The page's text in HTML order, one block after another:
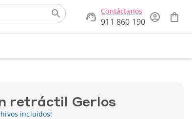
Contáctanos
911 860 190
retráctil Gerlos
incluidos!